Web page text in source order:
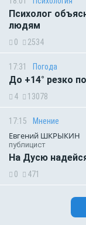
Психолог
людям
0 2534
17:31 Погода
До +14° резко
4 13078
17:15 Мнение
Евгений ШКРЫКИН
публицист
На Дусю
0 471